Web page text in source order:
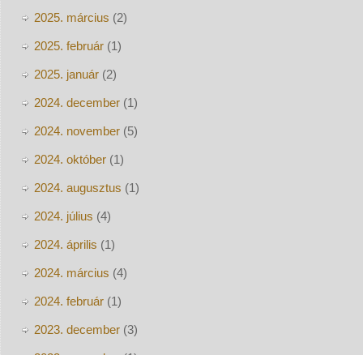
2025. március (2)
2025. február(1)
2025. január(2)
2024. december(1)
2024. november(5)
2024. október(1)
2024. augusztus (1)
2024. július (4)
2024. április (1)
2024. március (4)
2024. február(1)
2023. december(3)